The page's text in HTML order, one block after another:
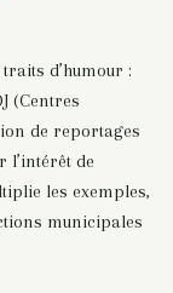
d’humour :
(Centres
de reportages
l’intérêt de
les exemples,
municipales